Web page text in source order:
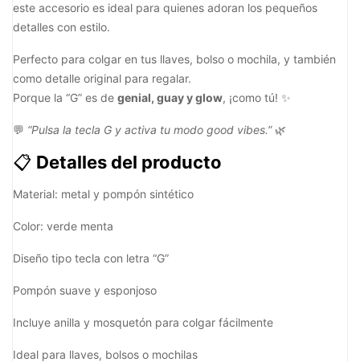
este accesorio es ideal para quienes adoran los pequeños
detalles con estilo.
Perfecto para colgar en tus llaves, bolso o mochila, y también
como detalle original para regalar.
Porque la “G” es de genial, guay y glow, ¡como tú! ✨
💬 “Pulsa la tecla G y activa tu modo good vibes.”🌿
📋 Detalles del producto
Material: metal y pompón sintético
Color: verde menta
Diseño tipo tecla con letra “G”
Pompón suave y esponjoso
Incluye anilla y mosquetón para colgar fácilmente
Ideal para llaves, bolsos o mochilas